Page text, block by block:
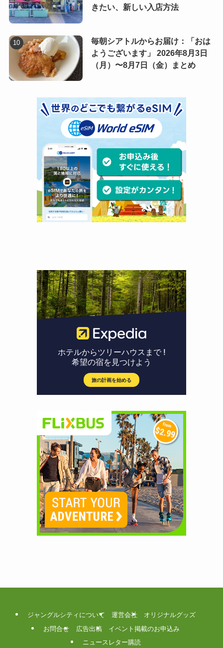
きたい、新しい入店方法
毎朝シアトルからお届け：「おは
ようございます」 2026年8月3日
（月）〜8月7日（金）まとめ
ジャングルシティについて 運営会社
オリジナルグッズ
お問合せ
広告出稿
イベント掲載のお申込み
ニュースレター購読